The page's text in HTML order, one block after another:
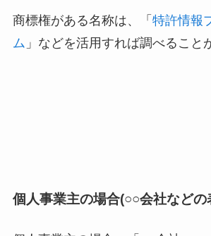
商標権がある名称は、「 特許情報
ム 」などを活用すれば調べること
個人事業主の場合(○○会社などの